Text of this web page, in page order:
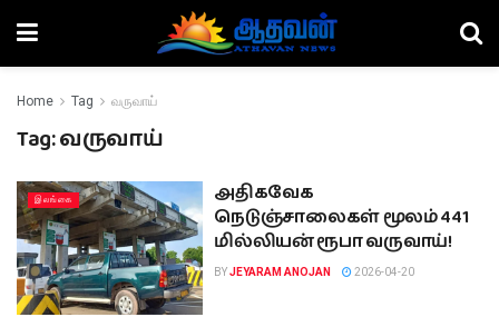
Home Tag வருவாய்
Tag:வருவாய்
இலங்கை
அதிகவேக
நெடுஞ்சாலைகள் மூலம் 441
மில்லியன் ரூபா வருவாய்!
BYJEYARAM ANOJAN 2026-04-20